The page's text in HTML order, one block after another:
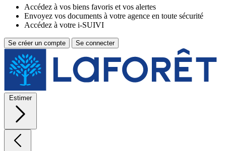
Accédez à vos biens favoris et vos alertes
Envoyez vos documents à votre agence en toute sécurité
Accédez à votre i-SUIVI
Se créer un compte Se connecter
Estimer